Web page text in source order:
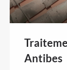
Antibes